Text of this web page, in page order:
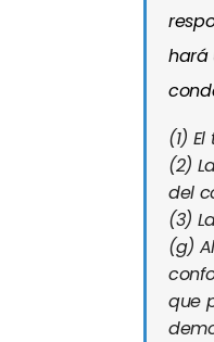
hará
(1)
(2)
del
(3)
(g)
que